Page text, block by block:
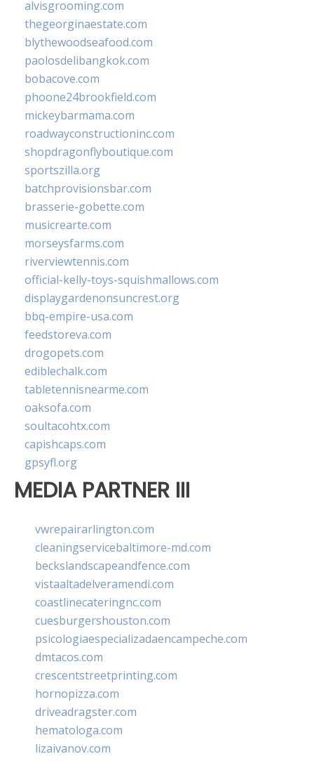
alvisgrooming.com
thegeorginaestate.com
blythewoodseafood.com
paolosdelibangkok.com
bobacove.com
phoone24brookfield.com
mickeybarmama.com
roadwayconstructioninc.com
shopdragonflyboutique.com
sportszilla.org
batchprovisionsbar.com
brasserie-gobette.com
musicrearte.com
morseysfarms.com
riverviewtennis.com
official-kelly-toys-squishmallows.com
displaygardenonsuncrest.org
bbq-empire-usa.com
feedstoreva.com
drogopets.com
ediblechalk.com
tabletennisnearme.com
oaksofa.com
soultacohtx.com
capishcaps.com
gpsyfl.org
MEDIA PARTNER III
vwrepairarlington.com
cleaningservicebaltimore-md.com
beckslandscapeandfence.com
vistaaltadelveramendi.com
coastlinecateringnc.com
cuesburgershouston.com
psicologiaespecializadaencampeche.com
dmtacos.com
crescentstreetprinting.com
hornopizza.com
driveadragster.com
hematologa.com
lizaivanov.com